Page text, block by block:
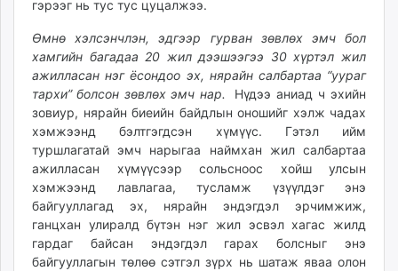
гэрээг нь тус тус цуцалжээ.
Өмнө хэлсэнчлэн, эдгээр гурван зөвлөх эмч бол
хамгийн багадаа 20 жил дээшээгээ 30 хүртэл жил
ажилласан нэг ёсондоо эх, нярайн салбартаа “уураг
тархи” болсон зөвлөх эмч нар.
Нүдээ аниад ч эхийн
зовиур, нярайн биеийн байдлын оношийг хэлж чадах
хэмжээнд бэлтгэгдсэн хүмүүс. Гэтэл ийм
туршлагатай эмч нарыгаа наймхан жил салбартаа
ажилласан хүмүүсээр сольсноос хойш улсын
хэмжээнд лавлагаа, тусламж үзүүлдэг энэ
байгууллагад эх, нярайн эндэгдэл эрчимжиж,
ганцхан улиралд бүтэн нэг жил эсвэл хагас жилд
гардаг байсан эндэгдэл гарах болсныг энэ
байгууллагын төлөө сэтгэл зүрх нь шатаж яваа олон